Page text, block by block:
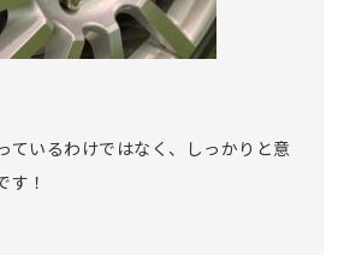
ているわけではなく、しっかりと意
す！